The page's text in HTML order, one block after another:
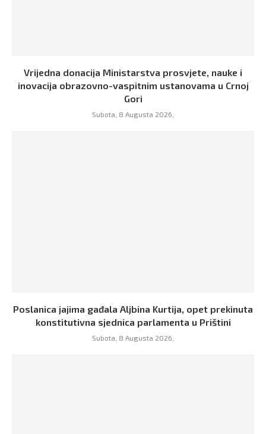
Vrijedna donacija Ministarstva prosvjete, nauke i
inovacija obrazovno-vaspitnim ustanovama u Crnoj
Gori
Subota, 8 Augusta 2026,
Poslanica jajima gađala Aljbina Kurtija, opet prekinuta
konstitutivna sjednica parlamenta u Prištini
Subota, 8 Augusta 2026,